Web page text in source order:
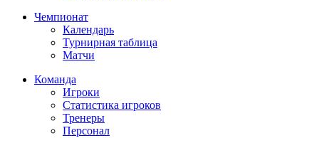
Чемпионат
Календарь
Турнирная таблица
Матчи
Команда
Игроки
Статистика игроков
Тренеры
Персонал